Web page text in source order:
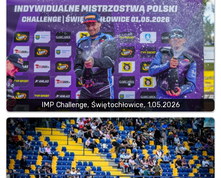
IMP Challenge, Świętochłowice, 1.05.2026